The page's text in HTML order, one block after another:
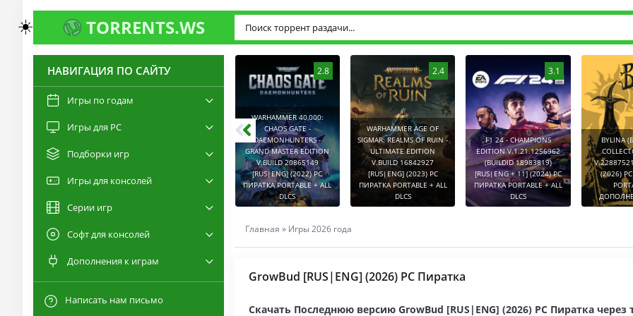
TORRENTS.WS
НАВИГАЦИЯ ПО САЙТУ
Игры по годам
Игры для PC
Подборки игр
Игры для консолей
Серии игр
Софт для консолей
Дополнения к играм
Написать нам письмо
3.0
RESIDENT EVIL 9:
REQUIEM - DELUXE
EDITION V.BUILD
(2026) PC ПИРАТКА
[RUS|ENG] (2026) PC
2.8
WARHAMMER 40,000:
CHAOS GATE -
DAEMONHUNTERS -
GRAND MASTER EDITION
V.BUILD 20865149
[RUS|ENG] (2022) PC
ПИРАТКА PORTABLE + ALL
DLCS
2.4
WARHAMMER AGE OF
SIGMAR: REALMS OF RUIN -
ULTIMATE EDITION
V.BUILD 16842927
[RUS|ENG] (2023) PC
ПИРАТКА PORTABLE + ALL
DLCS
3.1
F1 24 - CHAMPIONS
EDITION V.1.21.1256962
(BUILDID 18983819)
[RUS|ENG + 11] (2024) PC
ПИРАТКА PORTABLE + ALL
DLCS
BYLINA
(2026)
Главная » Игры 2026 года
GrowBud [RUS|ENG] (2026) PC Пиратка
Скачать Последнюю версию GrowBud [RUS|ENG] (2026) PC Пиратка через
☀️